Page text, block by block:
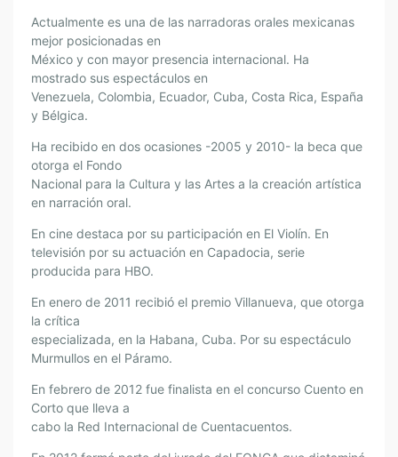
Actualmente es una de las narradoras orales mexicanas
mejor posicionadas en
México y con mayor presencia internacional. Ha
mostrado sus espectáculos en
Venezuela, Colombia, Ecuador, Cuba, Costa Rica, España
y Bélgica.
Ha recibido en dos ocasiones -2005 y 2010- la beca que
otorga el Fondo
Nacional para la Cultura y las Artes a la creación artística
en narración oral.
En cine destaca por su participación en El Violín. En
televisión por su actuación en Capadocia, serie
producida para HBO.
En enero de 2011 recibió el premio Villanueva, que otorga
la crítica
especializada, en la Habana, Cuba. Por su espectáculo
Murmullos en el Páramo.
En febrero de 2012 fue finalista en el concurso Cuento en
Corto que lleva a
cabo la Red Internacional de Cuentacuentos.